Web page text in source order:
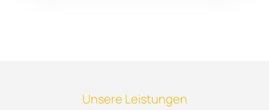
Unsere Leistungen